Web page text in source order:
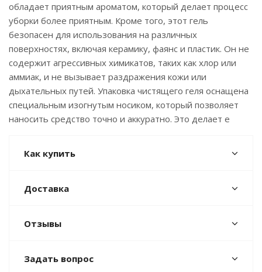
обладает приятным ароматом, который делает процесс
уборки более приятным. Кроме того, этот гель
безопасен для использования на различных
поверхностях, включая керамику, фаянс и пластик. Он не
содержит агрессивных химикатов, таких как хлор или
аммиак, и не вызывает раздражения кожи или
дыхательных путей. Упаковка чистящего геля оснащена
специальным изогнутым носиком, который позволяет
наносить средство точно и аккуратно. Это делает е
Как купить
Доставка
Отзывы
Задать вопрос